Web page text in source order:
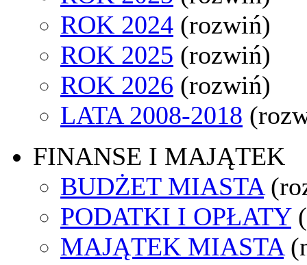
ROK 2024 (rozwiń)
ROK 2025 (rozwiń)
ROK 2026 (rozwiń)
LATA 2008-2018
FINANSE I MAJĄTEK
BUDŻET MIASTA
PODATKI I OPŁATY
MAJĄTEK MIASTA